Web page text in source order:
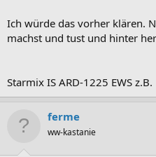
Sessel und Kühlschrank waren
Ich würde das vorher klären.
machst und tust und hinter
Starmix IS ARD-1225 EWS z.B.
ferme
ww-kastanie